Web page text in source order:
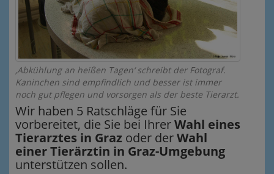
‚Abkühlung an heißen Tagen‘ schreibt der Fotograf.
Kaninchen sind empfindlich und besser ist immer
noch gut pflegen und vorsorgen als der beste Tierarzt.
Wir haben 5 Ratschläge für Sie
vorbereitet, die Sie bei IhrerWahl eines
Tierarztes in Graz oder derWahl
einer Tierärztin in Graz-Umgebung
unterstützen sollen.